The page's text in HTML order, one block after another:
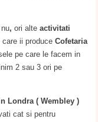
,ori alteactivitati
care ii produceCofetaria
pe care le facem in
2 sau 3 ori pe
Londra ( Wembley )
cat si pentru